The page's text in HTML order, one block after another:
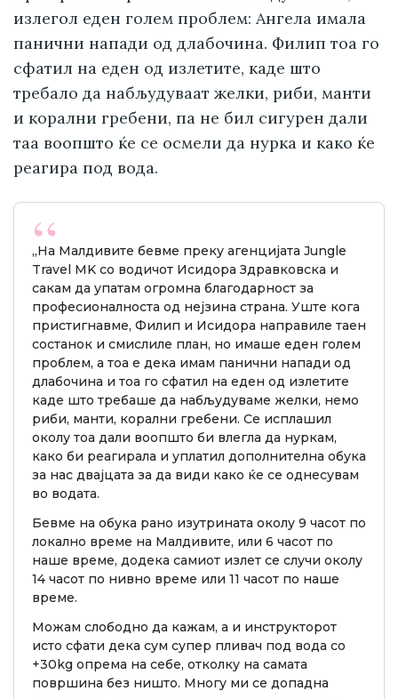
излегол еден голем проблем: Ангела имала
панични напади од длабочина. Филип тоа го
сфатил на еден од излетите, каде што
требало да набљудуваат желки, риби, манти
и корални гребени, па не бил сигурен дали
таа воопшто ќе се осмели да нурка и како ќе
реагира под вода.
„На Малдивите бевме преку агенцијата Jungle
Travel MK со водичот Исидора Здравковска и
сакам да упатам огромна благодарност за
професионалноста од нејзина страна. Уште кога
пристигнавме, Филип и Исидора направиле таен
состанок и смислиле план, но имаше еден голем
проблем, а тоа е дека имам панични напади од
длабочина и тоа го сфатил на еден од излетите
каде што требаше да набљудуваме желки, немо
риби, манти, корални гребени. Се исплашил
околу тоа дали воопшто би влегла да нуркам,
како би реагирала и уплатил дополнителна обука
за нас двајцата за да види како ќе се однесувам
во водата.
Бевме на обука рано изутрината околу 9 часот по
локално време на Малдивите, или 6 часот по
наше време, додека самиот излет се случи околу
14 часот по нивно време или 11 часот по наше
време.
Можам слободно да кажам, а и инструкторот
исто сфати дека сум супер пливач под вода со
+30kg опрема на себе, отколку на самата
површина без ништо. Многу ми се допадна